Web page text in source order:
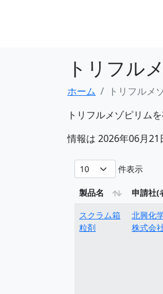
トリフル
ホーム
トリフルメ
トリフルメゾピリム
情報は 2026年06月21
件表示
製品名 申請社(
スクラム箱
粒剤
北興化
株式会